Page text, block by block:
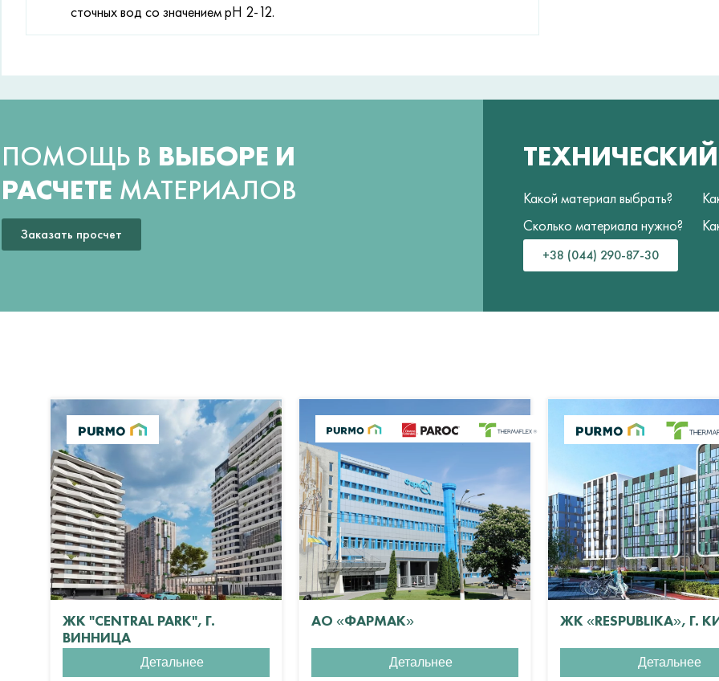
сточных вод со значением рН 2-12.
ПОМОЩЬ В ВЫБОРЕ И
РАСЧЕТЕ МАТЕРИАЛОВ
Заказать просчет
Какой материал выбрать?
Сколько материала нужно?
+38 (044) 290-87-30
ЖК "CENTRAL PARK", Г.
ВИННИЦА
Детальнее
АО «ФАРМАК»
Детальнее
ЖК «RESPUBLIKA», Г.
Детальнее